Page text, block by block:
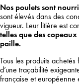
Nos poulets sont
sont élevés dans des
vigueur. Leur litière est
telles que des
paille.
Tous les produits achetés
d’une traçabilité
française et européenne